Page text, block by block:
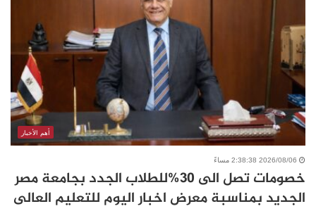
أهم الأخبار
2026/08/06 2:38:38 مساءً
خصومات تصل الى 30%للطلاب الجدد بجامعة مصر
الجديد بمناسبة معرض اخبار اليوم للتعليم العالى